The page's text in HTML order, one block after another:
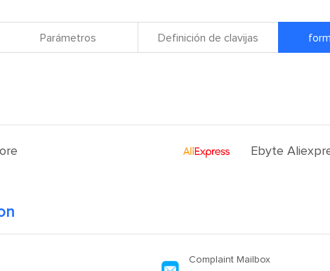
Parámetros Definición de clavijas
Ebyte
Complaint Mailbox